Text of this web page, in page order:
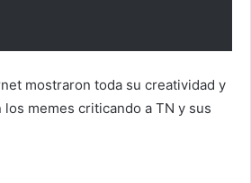
mostraron toda su creatividad y
memes criticando a TN y sus